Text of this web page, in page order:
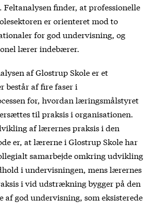
finder, at professionelle
er orienteret mod to
for god undervisning, og
lærer indebærer.
af Glostrup Skole er et
består af fire faser i
for, hvordan læringsmålstyret
til praksis i organisationen.
af lærernes praksis i den
er, at lærerne i Glostrup Skole har
samarbejde omkring udvikling
i undervisningen, mens lærernes
i vid udstrækning bygger på den
af god undervisning, som eksisterede